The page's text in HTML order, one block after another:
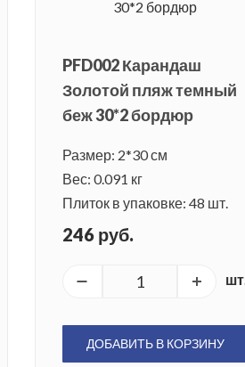
PFD002 Карандаш
Золотой пляж темный
беж 30*2 бордюр
Размер: 2*30 см
Вес: 0.091 кг
Плиток в упаковке: 48 шт.
246 руб.
шт.
ДОБАВИТЬ В КОРЗИНУ